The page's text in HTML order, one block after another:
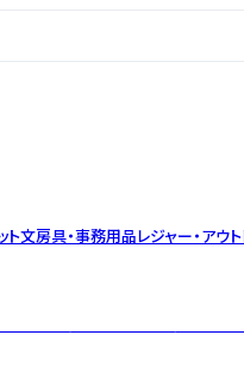
ト文房具・事務用品レジャー・アウ